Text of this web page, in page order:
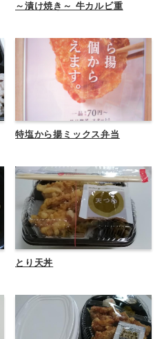
～漬け焼き～ 牛カルビ重
特塩から揚ミックス弁当
とり天丼